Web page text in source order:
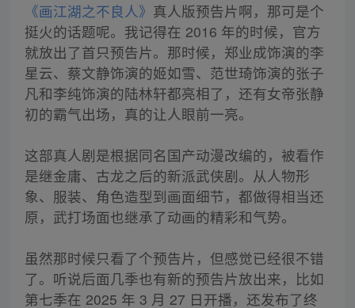
《画江湖之不良人》 真人版预告片啊，那可是个
挺火的话题呢。我记得在 2016 年的时候，官方
就放出了首只预告片。那时候，郑业成饰演的李
星云、蔡文静饰演的姬如雪、范世琦饰演的张子
凡和李纯饰演的陆林轩都亮相了，还有女帝张静
初的霸气出场，真的让人眼前一亮。
这部真人剧是根据同名国产动漫改编的，被看作
是继金庸、古龙之后的新派武侠剧。从人物形
象、服装、角色造型到画面细节，都做得相当还
原，武打场面也继承了动画的精彩和气势。
虽然那时候只看了个预告片，但感觉已经很不错
了。听说后面几季也有新的预告片放出来，比如
第七季在 2025 年 3 月 27 日开播，还发布了终